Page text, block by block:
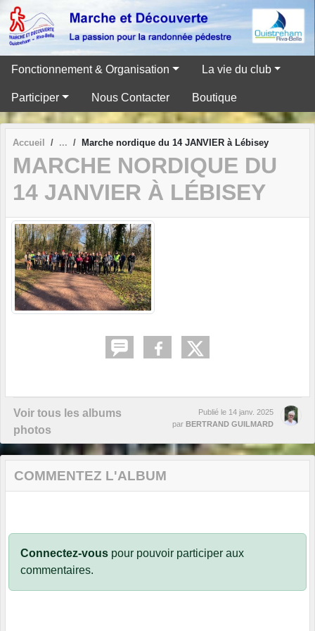
Fonctionnement & Organisation La vie du club
Participer Nous Contacter Boutique
Accueil Marche nordique du 14 JANVIER à Lébisey
MARCHE NORDIQUE DU
14 JANVIER À LÉBISEY
Voir tous les albums
photos
Publié le 14 janv. 2025
par BERTRAND GUILMARD
COMMENTEZ L'ALBUM
Connectez-vous pour pouvoir participer aux
commentaires.
Panneau de gestion des cookies